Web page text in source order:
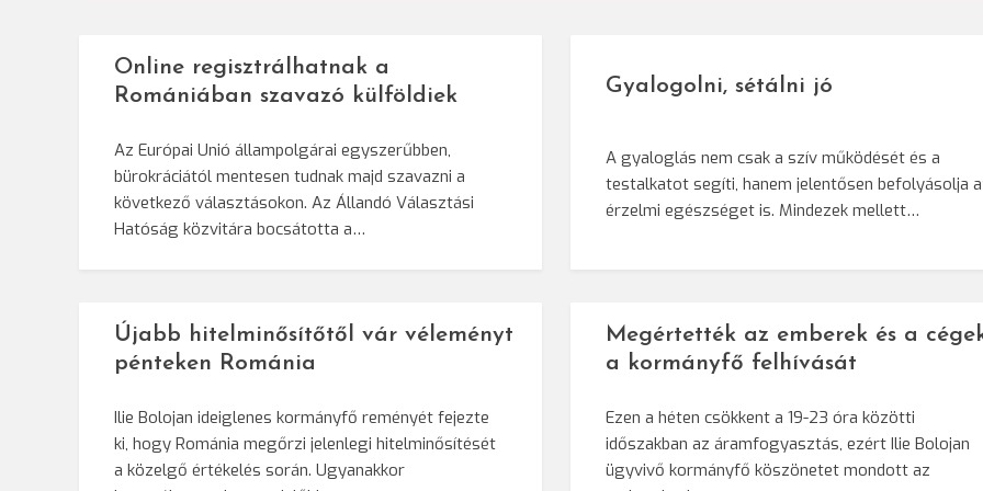
Online regisztrálhatnak a
Romániában szavazó külföldiek
Az Európai Unió állampolgárai egyszerűbben,
bürokráciától mentesen tudnak majd szavazni a
következő választásokon. Az Állandó Választási
Hatóság közvitára bocsátotta a…
Gyalogolni, sétálni jó
A gyaloglás nem csak a szív működését és a
testalkatot segíti, hanem jelentősen befolyásolja
érzelmi egészséget is. Mindezek mellett…
Újabb hitelminősítőtől vár véleményt
pénteken Románia
Ilie Bolojan ideiglenes kormányfő reményét fejezte
ki, hogy Románia megőrzi jelenlegi hitelminősítését
a közelgő értékelés során. Ugyanakkor
Megértették az emberek és a
a kormányfő felhívását
Ezen a héten csökkent a 19-23 óra közötti
időszakban az áramfogyasztás, ezért Ilie Bolojan
ügyvivő kormányfő köszönetet mondott az